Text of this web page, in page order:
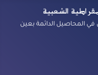
الشعبية
المحاصيل الدائمة بعين